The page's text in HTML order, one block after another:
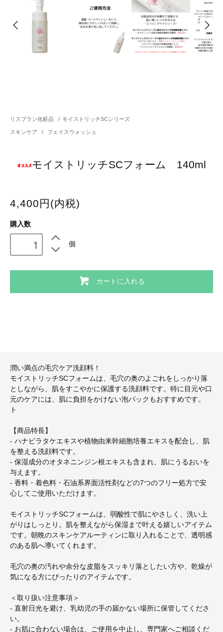
リスブラン化粧品 / モイストリッチSCシリーズ
スキンケア / フェイスウォッシュ
モイストリッチSCフォーム 140ml
4,400円(内税)
購入数
個
カートに入れる
潤い満点の毛穴ケア洗顔料！
モイストリッチSCフォームは、毛穴の奥のよごれをしっかり落
としながら、肌をすこやかに保護する洗顔料です。特に目元や口
元のケアには、肌に負担をかけない泡パックもおすすめです。
ト
【商品特長】
- ハナビラタケエキスや植物由来幹細胞培養エキスを配合し、肌
を整える洗顔料です。
- 保湿成分のオタネニンジン根エキスも含まれ、肌にうるおいを
与えます。
- 香料・着色料・石油系界面活性剤などの7つのフリー処方で安
心してご使用いただけます。
モイストリッチSCフォームは、弱酸性で肌にやさしく、洗い上
がりはしっとり。肌を整えながら保湿まで叶える嬉しいアイテム
です。朝晩のスキンケアルーティンに取り入れることで、透明感
のある肌へ導いてくれます。
毛穴の奥の汚れや余分な皮脂をスッキリ落としたい方や、乾燥が
気になる方にぴったりのアイテムです。
＜取り扱い注意事項＞
- 直射日光を避け、乳幼児の手の届かない場所に保管してくださ
い。
- お肌に合わない場合は、ご使用を中止し、専門家へご相談くだ